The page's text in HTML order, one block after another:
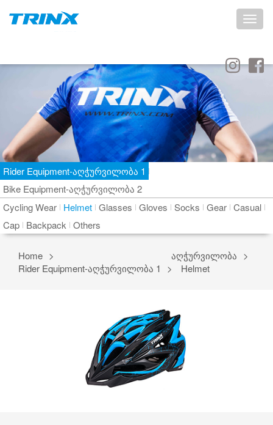
Toggle
Rider Equipment-აღჭურვილობა 1
Bike Equipment-აღჭურვილობა 2
Cycling Wear Helmet Glasses Gloves Socks Gear Casual
Cap Backpack Others
Home
აღჭურვილობა
Rider Equipment-აღჭურვილობა 1
Helmet